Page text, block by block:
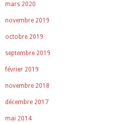
mars 2020
novembre 2019
octobre 2019
septembre 2019
février 2019
novembre 2018
décembre 2017
mai 2014